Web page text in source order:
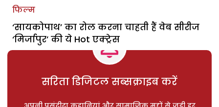
फिल्म
‘सायकोपाथ’ का रोल करना चाहती हैं वेब सीरीज
‘मिर्जापुर’ की ये Hot एक्ट्रेस
सरिता डिजिटल सब्सक्राइब करें